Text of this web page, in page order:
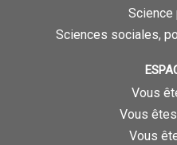
Science
Sciences sociales,
Vous
Vous
Vous